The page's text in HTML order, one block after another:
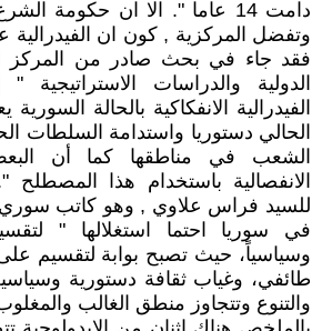
دامت 14 عاما ". الا ان حكومة
وتفضل المركزية , كون ان الفيدرالية
فقد جاء في بحث صادر من المركز
الدولية والدراسات
الفيدرالية الانفكاكية بالحالة
الحالي دستوريا واستدامة السلطات
الشعب في مناطقها كما أن
الانفصالية باستخدام هذا
للسيد فراس علاوي , وهو كاتب سوري
في سوريا احتما استغلالها "
وسياسياً، حيث تصبح بوابة لتقسيم
طائفي، وغياب ثقافة دستورية
والتنوع وتتجاوز منطق الغالب